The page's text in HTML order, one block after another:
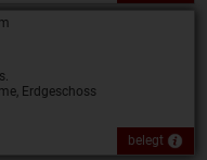
belegt
Erdgeschoss